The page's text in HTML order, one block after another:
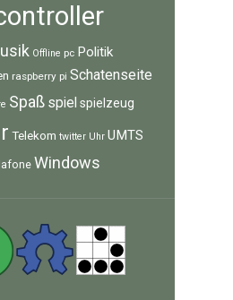
Offline pc Politik
raspberry pi Schatenseite
Spaß spiel spielzeug
Telekom twitter Uhr UMTS
Windows